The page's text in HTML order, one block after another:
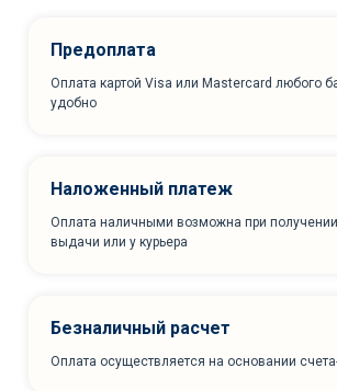
Предоплата
Оплата картой Visa или Mastercard любого
удобно
Наложенный платеж
Оплата наличными возможна при получении
выдачи или у курьера
Безналичный расчет
Оплата осуществляется на основании